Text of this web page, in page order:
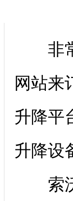
非常
网站来
升降平
升降设
索沃